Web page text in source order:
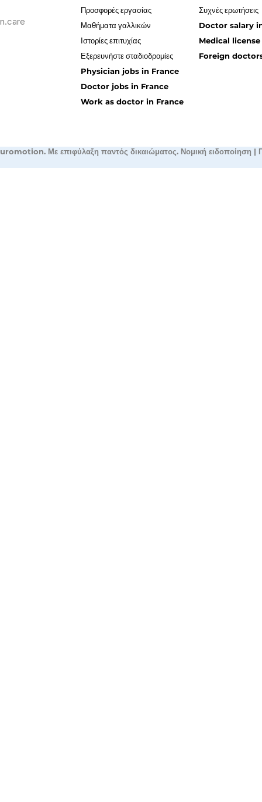
Προσφορές εργασίας
Μαθήματα γαλλικών
Ιστορίες επιτυχίας
Εξερευνήστε σταδιοδρομίες
Physician jobs in France
Doctor jobs in France
Work as doctor in France
Συχνές ερωτήσεις
Doctor salary
Medical
Foreign
Με επιφύλαξη παντός δικαιώματος. Νομική ειδοποίηση |